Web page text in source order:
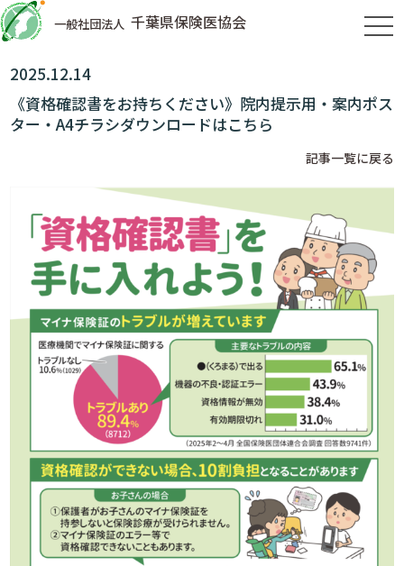
一般社団法人 千葉県保険医協会
2025.12.14
《資格確認書をお持ちください》院内提示用・案内ポス
ター・A4チラシダウンロードはこちら
記事一覧に戻る